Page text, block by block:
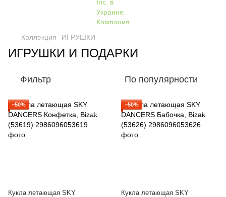
Коллекция ИГРУШКИ
ИГРУШКИ И ПОДАРКИ
Фильтр По популярности
−50%
Кукла летающая SKY
−50%
Кукла летающая SKY